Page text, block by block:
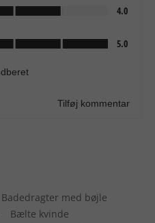
Badedragter med bøjle
Bælte kvinde